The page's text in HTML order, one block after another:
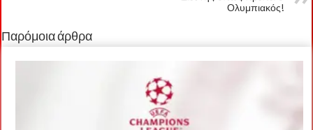
Ολυμπιακός!
Παρόμοια άρθρα